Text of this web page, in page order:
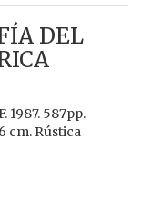
DEL
1987. 587pp.
cm. Rústica